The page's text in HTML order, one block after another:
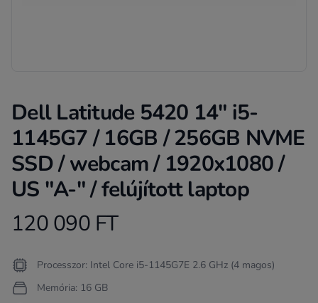
Dell Latitude 5420 14" i5-
1145G7 / 16GB / 256GB NVME
SSD / webcam / 1920x1080 /
US "A-" / felújított laptop
Product information
120 090 FT
Termékleírás
Processzor: Intel Core i5-1145G7E 2.6 GHz (4 magos)
Memória: 16 GB